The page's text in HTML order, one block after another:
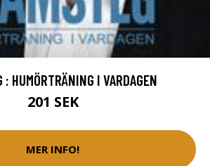
: HUMÖRTRÄNING I VARDAGEN
201 SEK
MER INFO!